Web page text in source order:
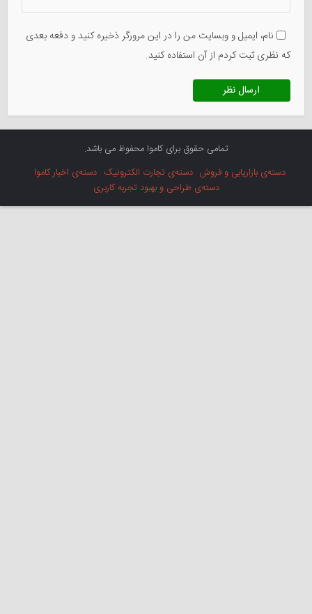
نام، ایمیل و وبسایت من را در این مرورگر ذخیره کنید و دفعه بعدی
که نظری ثبت کردم از آن استفاده کنید.
تمامی حقوق برای کاموا محفوظ می باشد.
دسته‌ی بازاریابی و فروش دسته‌ی تجارت الکترونیک دسته‌ی اخبار کاموا
دسته‌ی طراحی و بهبود تجربه کاربری